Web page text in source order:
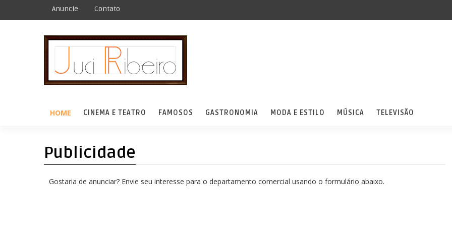
Anuncie Contato
HOME CINEMA E TEATRO FAMOSOS GASTRONOMIA MODA E ESTILO MÚSICA TELEVISÃO
Publicidade
Gostaria de anunciar? Envie seu interesse para o departamento comercial usando o formulário abaixo.